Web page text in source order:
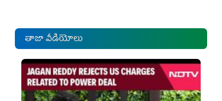
తాజా వీడియోలు